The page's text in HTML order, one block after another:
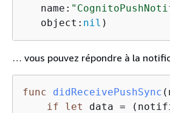
   name:
   object:
nil )
… vous pouvez répondre à la
func didReceivePushSync (
if
let data =